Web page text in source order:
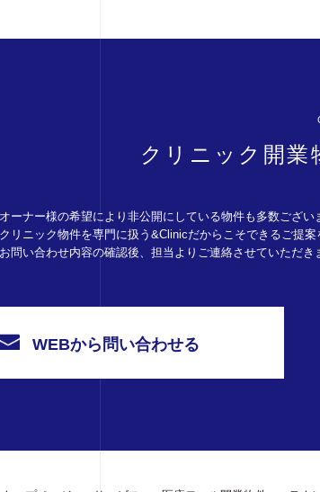
クリニック開業
オーナー様の希望により非公開にしている物件も多数ござ
クリニック物件を専門に扱う&Clinicだからこそできるご提
お問い合わせ内容の確認後、担当よりご連絡させていただき
WEBから問い合わせる